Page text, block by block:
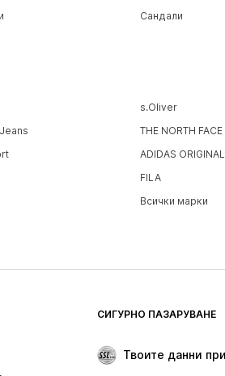
Сандали
s.Oliver
THE NORTH FACE
ADIDAS
FILA
Всички марки
СИГУРНО ПАЗАРУВАНЕ
Твоите данни